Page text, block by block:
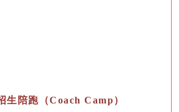
陪跑（Coach Camp）